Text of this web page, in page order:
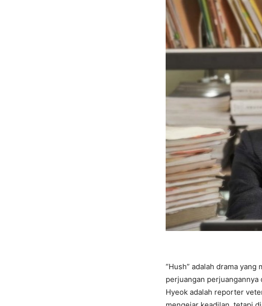
“Hush” adalah drama
perjuangan perjuangannya
Hyeok adalah reporter